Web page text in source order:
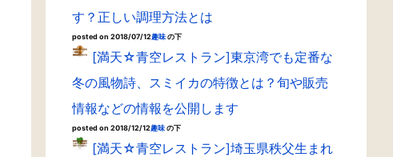
す？正しい調理方法とは
posted on 2018/07/12趣味の下
[満天☆青空レストラン]東京湾でも定番な
冬の風物詩、スミイカの特徴とは？旬や販売
情報などの情報を公開します
posted on 2018/12/12趣味の下
[満天☆青空レストラン]埼玉県秩父生まれ